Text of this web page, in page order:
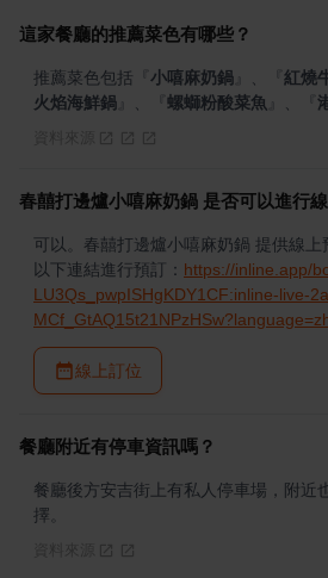
這家餐廳的推薦菜色有哪些？
推薦菜色包括 小嘻麻奶鍋 紅燒
火焰海鮮鍋
螺螄粉酸菜魚
春囍打邊爐小嘻麻奶鍋 是否可以進行
可以。春囍打邊爐小嘻麻奶鍋 提供線上
以下連結進行預訂： https://inline.app/
LU3Qs_pwpISHgKDY1CF:inline-live-
線上訂位
餐廳附近有停車資訊嗎？
餐廳後方安吉街上有私人停車場，附近
擇。